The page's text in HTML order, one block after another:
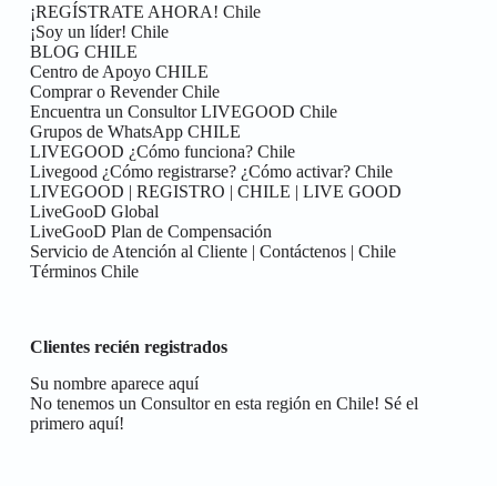
¡REGÍSTRATE AHORA! Chile
¡Soy un líder! Chile
BLOG CHILE
Centro de Apoyo CHILE
Comprar o Revender Chile
Encuentra un Consultor LIVEGOOD Chile
Grupos de WhatsApp CHILE
LIVEGOOD ¿Cómo funciona? Chile
Livegood ¿Cómo registrarse? ¿Cómo activar? Chile
LIVEGOOD | REGISTRO | CHILE | LIVE GOOD
LiveGooD Global
LiveGooD Plan de Compensación
Servicio de Atención al Cliente | Contáctenos | Chile
Términos Chile
Clientes recién registrados
Su nombre aparece aquí
No tenemos un Consultor en esta región en Chile! Sé el
primero aquí!